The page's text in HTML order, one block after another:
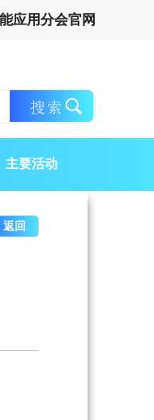
应用分会官网
主要活动
返回